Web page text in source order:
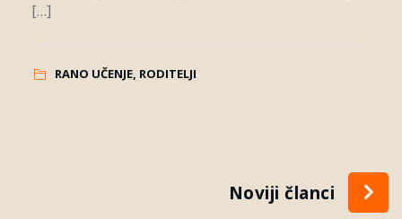
[…]
RANO UČENJE, RODITELJI
Noviji članci